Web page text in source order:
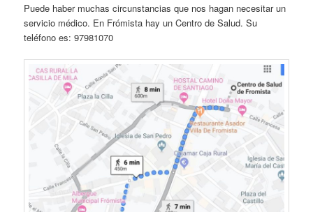
Puede haber muchas circunstancias que nos hagan necesitar un
servicio médico. En Frómista hay un Centro de Salud. Su
teléfono es: 97981070